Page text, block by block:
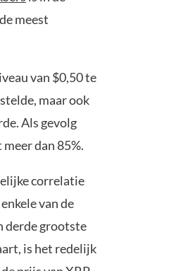
meest
van $0,50 te
maar ook
Als gevolg
dan 85%.
correlatie
van de
derde grootste
is het redelijk